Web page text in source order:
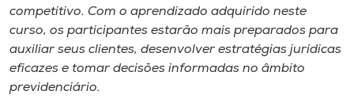
competitivo. Com o aprendizado adquirido neste
curso, os participantes estarão mais preparados para
auxiliar seus clientes, desenvolver estratégias jurídicas
eficazes e tomar decisões informadas no âmbito
previdenciário.